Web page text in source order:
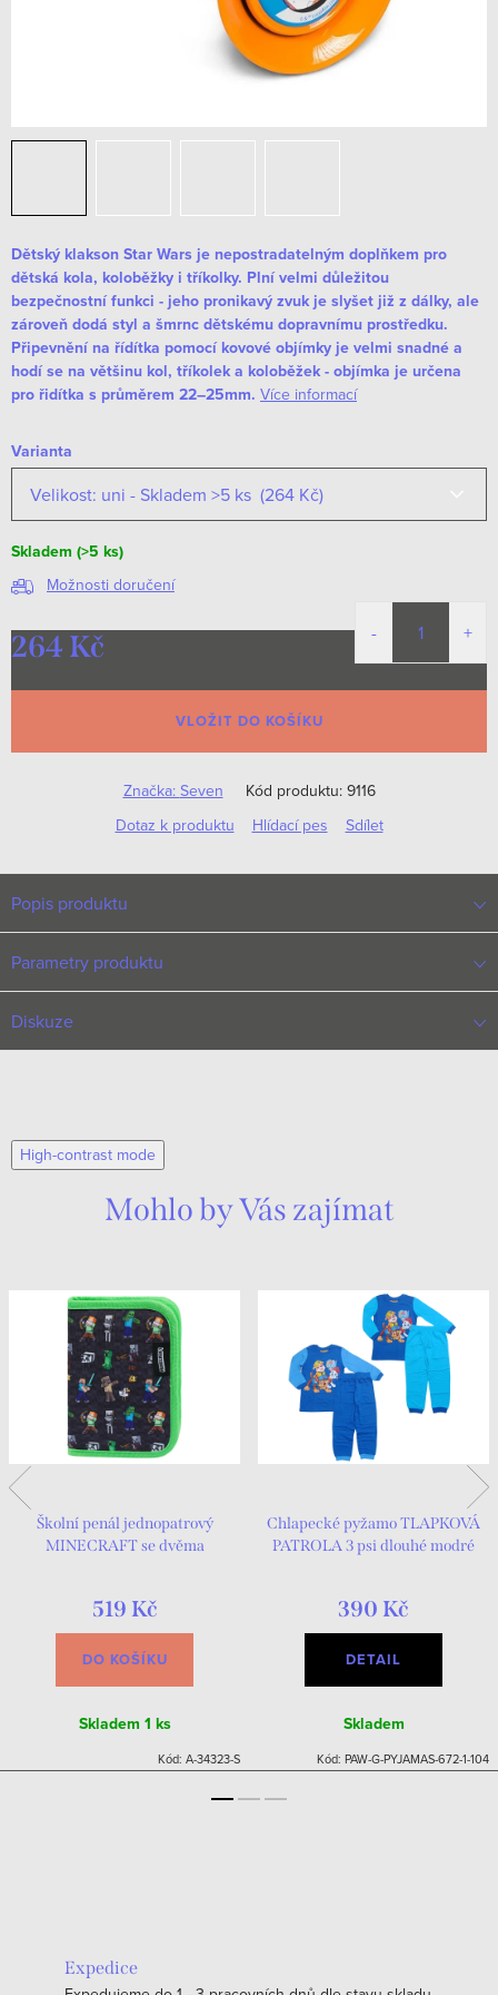
Dětský klakson Star Wars je nepostradatelným doplňkem pro
dětská kola, koloběžky i tříkolky. Plní velmi důležitou
bezpečnostní funkci - jeho pronikavý zvuk je slyšet již z dálky, ale
zároveň dodá styl a šmrnc dětskému dopravnímu prostředku.
Připevnění na řídítka pomocí kovové objímky je velmi snadné a
hodí se na většinu kol, tříkolek a koloběžek - objímka je určena
pro řidítka s průměrem 22–25mm. Více informací
Varianta
Skladem (>5 ks)
Možnosti doručení
264 Kč
cena:
VLOŽIT DO KOŠÍKU
Značka: Seven Kód produktu: 9116
Dotaz k produktu
Hlídací pes Sdílet
Popis produktu
Parametry produktu
Diskuze
High-contrast mode
Mohlo by Vás zajímat
Školní penál jednopatrový
MINECRAFT se dvěma
519 Kč
DO KOŠÍKU
Skladem 1 ks
Kód: A-34323-S
Chlapecké pyžamo TLAPKOVÁ
PATROLA 3 psi dlouhé modré
390 Kč
DETAIL
Skladem
Kód: PAW-G-PYJAMAS-672-1-104
Expedice